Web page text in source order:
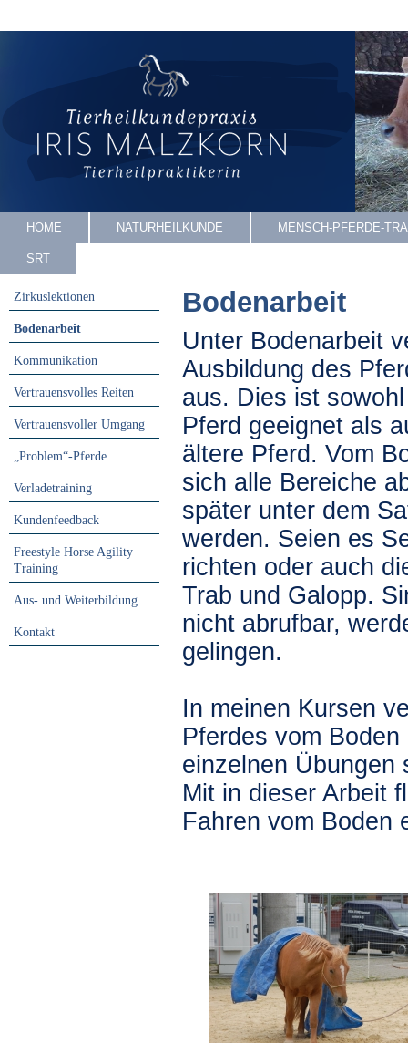
HOME NATURHEILKUNDE MENSCH-PFERDE-
SRT
Zirkuslektionen
Bodenarbeit
Kommunikation
Vertrauensvolles Reiten
Vertrauensvoller Umgang
„Problem“-Pferde
Verladetraining
Kundenfeedback
Freestyle Horse Agility
Training
Aus- und Weiterbildung
Kontakt
Bodenarbeit
Unter Bodenarbeit
Ausbildung des
aus. Dies ist
Pferd geeignet als
ältere Pferd. Vom
sich alle Bereiche
später unter dem
werden. Seien es
richten oder auch
Trab und Galopp.
nicht abrufbar,
gelingen.
In meinen Kursen
Pferdes vom
einzelnen Übungen
Mit in dieser Arbeit
Fahren vom Boden